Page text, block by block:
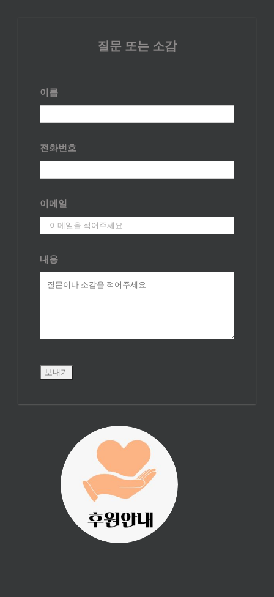
질문 또는 소감
이름
전화번호
이메일
내용
진리횃불 사역은
여러분의 후원으
로 이루어집니다.